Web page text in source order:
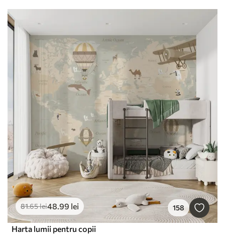
81.65lei48.99 lei 158
Harta lumii pentru copii